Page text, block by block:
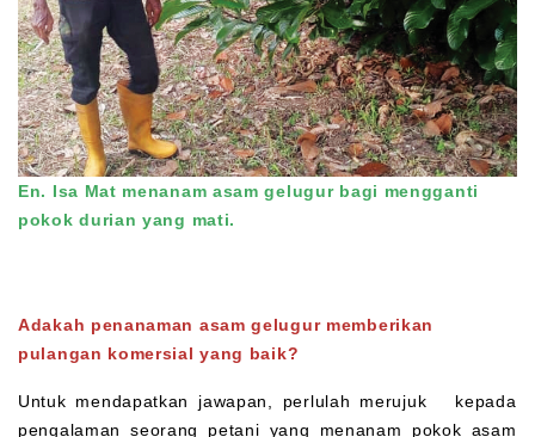
En. Isa Mat menanam asam gelugur bagi mengganti
pokok durian yang mati.
Adakah penanaman asam gelugur memberikan
pulangan komersial yang baik?
Untuk mendapatkan jawapan, perlulah merujuk kepada
pengalaman seorang petani yang menanam pokok asam